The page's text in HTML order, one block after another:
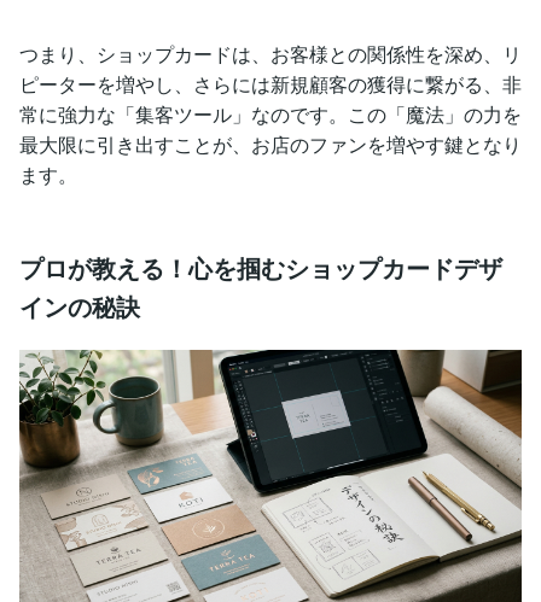
つまり、ショップカードは、お客様との関係性を深め、リ
ピーターを増やし、さらには新規顧客の獲得に繋がる、非
常に強力な「集客ツール」なのです。この「魔法」の力を
最大限に引き出すことが、お店のファンを増やす鍵となり
ます。
プロが教える！心を掴むショップカードデザ
インの秘訣